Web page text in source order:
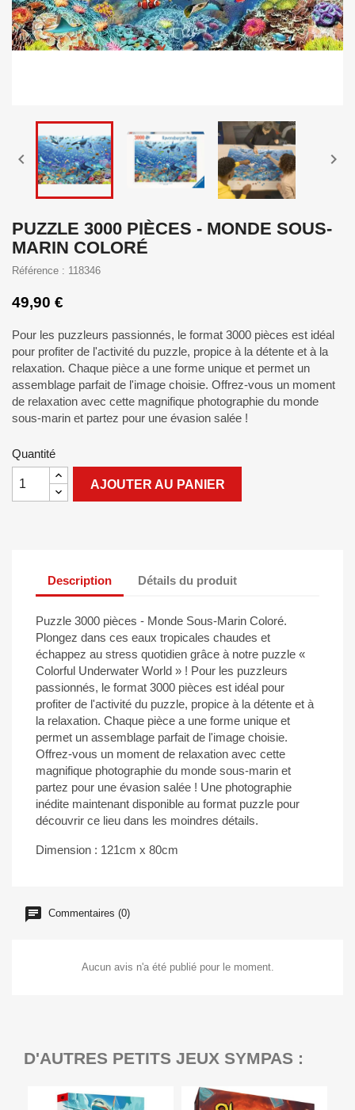
 
PUZZLE 3000 PIÈCES - MONDE SOUS-
MARIN COLORÉ
Référence : 118346
49,90 €
Pour les puzzleurs passionnés, le format 3000 pièces est idéal
pour profiter de l'activité du puzzle, propice à la détente et à la
relaxation. Chaque pièce a une forme unique et permet un
assemblage parfait de l'image choisie. Offrez-vous un moment
de relaxation avec cette magnifique photographie du monde
sous-marin et partez pour une évasion salée !
Quantité
AJOUTER AU PANIER
Description Détails du produit
Puzzle 3000 pièces - Monde Sous-Marin Coloré.
Plongez dans ces eaux tropicales chaudes et
échappez au stress quotidien grâce à notre puzzle «
Colorful Underwater World » ! Pour les puzzleurs
passionnés, le format 3000 pièces est idéal pour
profiter de l'activité du puzzle, propice à la détente et à
la relaxation. Chaque pièce a une forme unique et
permet un assemblage parfait de l'image choisie.
Offrez-vous un moment de relaxation avec cette
magnifique photographie du monde sous-marin et
partez pour une évasion salée ! Une photographie
inédite maintenant disponible au format puzzle pour
découvrir ce lieu dans les moindres détails.
Dimension : 121cm x 80cm
Commentaires (0)
Aucun avis n'a été publié pour le moment.
D'AUTRES PETITS JEUX SYMPAS :